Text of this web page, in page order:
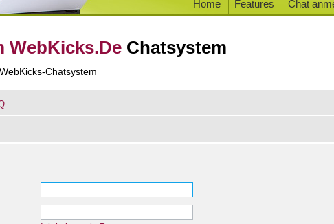
Home Features Chat
WebKicks.De Chatsystem
Chatsystem